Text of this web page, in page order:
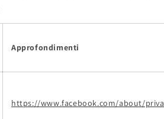
Approfondimenti
https://www.facebook.com/about/